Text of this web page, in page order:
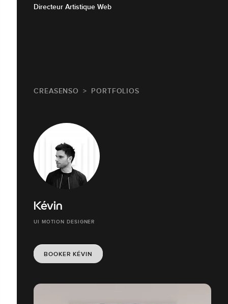
Directeur Artistique Web
CREASENSO PORTFOLIOS
Kévin
UI MOTION DESIGNER
BOOKER KÉVIN